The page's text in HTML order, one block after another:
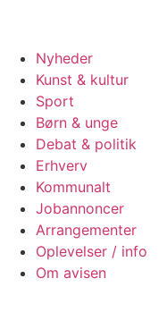
Nyheder
Kunst & kultur
Sport
Børn & unge
Debat & politik
Erhverv
Kommunalt
Jobannoncer
Arrangementer
Oplevelser / info
Om avisen